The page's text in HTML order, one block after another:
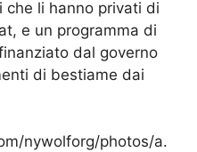
che li hanno privati di
e un programma di
dal governo
di bestiame dai
nywolforg/photos/a.